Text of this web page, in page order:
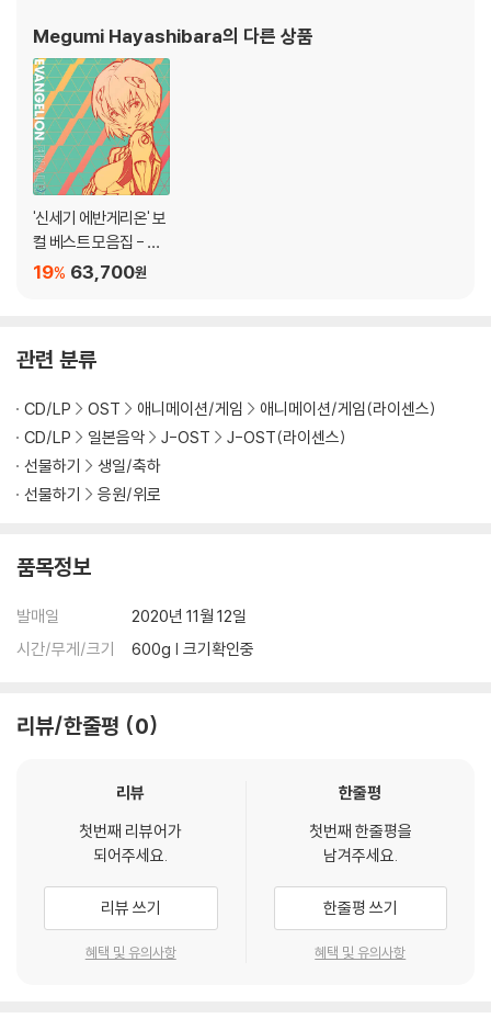
Station」「Toky
Megumi Hayashibara의 다른 상품
'신세기 에반게리온' 보
컬 베스트 모음집 - 파
이널리 (Evangelion Fi
63,700원
19%
관련 분류
CD/LP OST 애니메이션/게임
애니메이션/게임(라이센스)
CD/LP
일본음악 J-OST
J-OST(라이센스)
선물하기
생일/축하
선물하기
응원/위로
품목정보
발매일
2020년 11월 12일
시간/무게/크기
600g | 크기확인중
리뷰/한줄평 0
리뷰
첫번째 리뷰어가
되어주세요.
리뷰 쓰기
혜택 및 유의사항
한줄평
첫번째 한줄평을
남겨주세요.
한줄평 쓰기
혜택 및 유의사항